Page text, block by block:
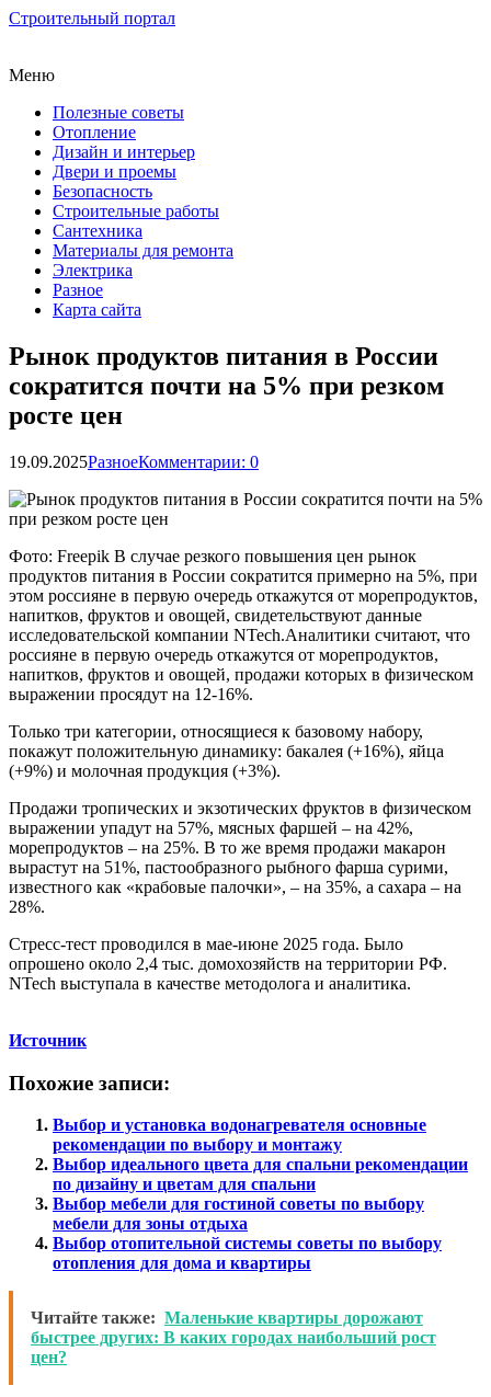
Строительный портал
Меню
Полезные советы
Отопление
Дизайн и интерьер
Двери и проемы
Безопасность
Строительные работы
Сантехника
Материалы для ремонта
Электрика
Разное
Карта сайта
Рынок продуктов питания в России
сократится почти на 5% при резком
росте цен
19.09.2025РазноеКомментарии: 0
Фото: Freepik В случае резкого повышения цен рынок
продуктов питания в России сократится примерно на 5%, при
этом россияне в первую очередь откажутся от морепродуктов,
напитков, фруктов и овощей, свидетельствуют данные
исследовательской компании NTech.Аналитики считают, что
россияне в первую очередь откажутся от морепродуктов,
напитков, фруктов и овощей, продажи которых в физическом
выражении просядут на 12-16%.
Только три категории, относящиеся к базовому набору,
покажут положительную динамику: бакалея (+16%), яйца
(+9%) и молочная продукция (+3%).
Продажи тропических и экзотических фруктов в физическом
выражении упадут на 57%, мясных фаршей – на 42%,
морепродуктов – на 25%. В то же время продажи макарон
вырастут на 51%, пастообразного рыбного фарша сурими,
известного как «крабовые палочки», – на 35%, а сахара – на
28%.
Стресс-тест проводился в мае-июне 2025 года. Было
опрошено около 2,4 тыс. домохозяйств на территории РФ.
NTech выступала в качестве методолога и аналитика.
Источник
Похожие записи:
Выбор и установка водонагревателя основные
рекомендации по выбору и монтажу
Выбор идеального цвета для спальни рекомендации
по дизайну и цветам для спальни
Выбор мебели для гостиной советы по выбору
мебели для зоны отдыха
Выбор отопительной системы советы по выбору
отопления для дома и квартиры
Читайте также: Маленькие квартиры дорожают
быстрее других: В каких городах наибольший рост
цен?